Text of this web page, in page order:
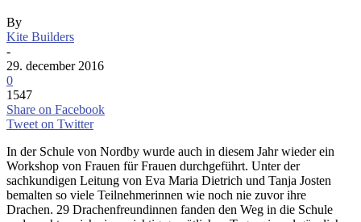
By
Kite Builders
-
29. december 2016
0
1547
Share on Facebook
Tweet on Twitter
In der Schule von Nordby wurde auch in diesem Jahr wieder ein
Workshop von Frauen für Frauen durchgeführt. Unter der
sachkundigen Leitung von Eva Maria Dietrich und Tanja Josten
bemalten so viele Teilnehmerinnen wie noch nie zuvor ihre
Drachen. 29 Drachenfreundinnen fanden den Weg in die Schule